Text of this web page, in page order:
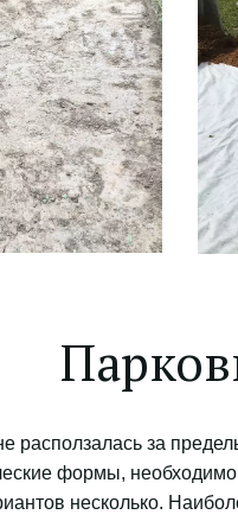
расползалась за
формы,
несколько.